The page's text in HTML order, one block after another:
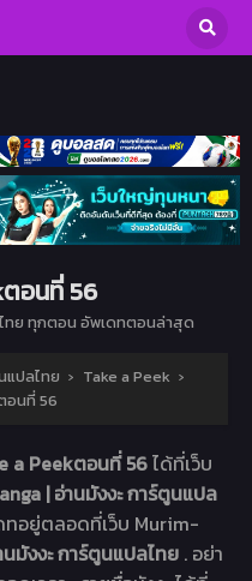
ตอนที่ 56
ทย ทุกตอน อัพเดทตอนล่าสุด
แปลไทย › Take a Peek ›
อนที่ 56
a Peekตอนที่ 56ได้ที่เว็บ
| อ่านมังงะ การ์ตูนแปล
ทอยู่ตลอดที่เว็บ Murim-
มังงะ การ์ตูนแปลไทย . อย่า